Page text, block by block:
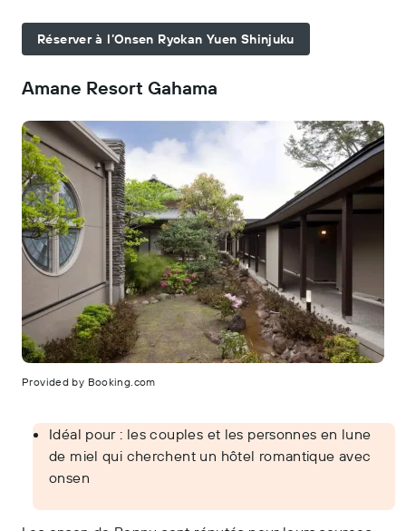
Réserver à l’Onsen Ryokan Yuen Shinjuku
Amane Resort Gahama
Provided by Booking.com
Idéal pour : les couples et les personnes en lune
de miel qui cherchent un hôtel romantique avec
onsen